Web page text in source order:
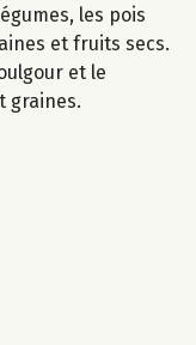
les pois
et fruits secs.
et le
graines.